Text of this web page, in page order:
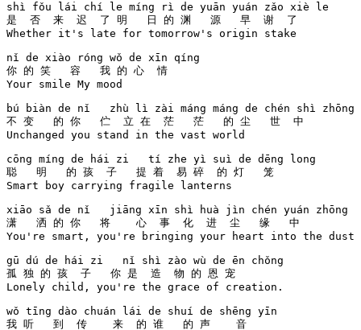
shì fǒu lái chí le míng rì de yuān yuán zǎo xiè le
是  否  来  迟  了 明   日 的 渊   源   早  谢  了
Whether it's late for tomorrow's origin stake
nǐ de xiào róng wǒ de xīn qíng
你 的 笑   容   我 的 心  情
Your smile My mood
bú biàn de nǐ   zhù lì zài máng máng de chén shì zhōng
不 变   的 你   伫  立 在  茫   茫   的 尘   世  中
Unchanged you stand in the vast world
cōng míng de hái zi   tí zhe yì suì de dēng long
聪   明   的 孩  子   提 着  易 碎  的 灯   笼
Smart boy carrying fragile lanterns
xiāo sǎ de nǐ   jiāng xīn shì huà jìn chén yuán zhōng
潇   洒 的 你   将    心  事  化  进  尘   缘   中
You're smart, you're bringing your heart into the dust
gū dú de hái zi   nǐ shì zào wù de ēn chǒng
孤 独 的 孩  子   你 是  造  物 的 恩 宠
Lonely child, you're the grace of creation.
wǒ tīng dào chuán lái de shuí de shēng yīn
我 听   到  传    来  的 谁   的 声    音